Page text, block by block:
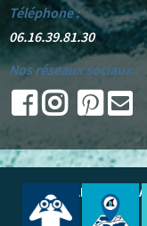
Téléphone :
06.16.39.81.30
Nos réseaux sociaux :
© 2025 - AILERONS .